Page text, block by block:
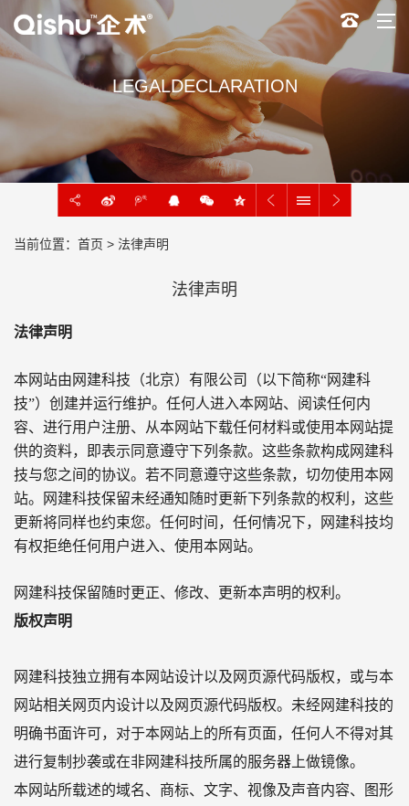
LEGALDECLARATION
当前位置： 首页 > 法律声明
法律声明
法律声明
本网站由网建科技（北京）有限公司（以下简称“网建科
技”）创建并运行维护。任何人进入本网站、阅读任何内
容、进行用户注册、从本网站下载任何材料或使用本网站提
供的资料，即表示同意遵守下列条款。这些条款构成网建科
技与您之间的协议。若不同意遵守这些条款，切勿使用本网
站。网建科技保留未经通知随时更新下列条款的权利，这些
更新将同样也约束您。任何时间，任何情况下，网建科技均
有权拒绝任何用户进入、使用本网站。
网建科技保留随时更正、修改、更新本声明的权利。
版权声明
网建科技独立拥有本网站设计以及网页源代码版权，或与本
网站相关网页内设计以及网页源代码版权。未经网建科技的
明确书面许可，对于本网站上的所有页面，任何人不得对其
进行复制抄袭或在非网建科技所属的服务器上做镜像。
本网站所载述的域名、商标、文字、视像及声音内容、图形